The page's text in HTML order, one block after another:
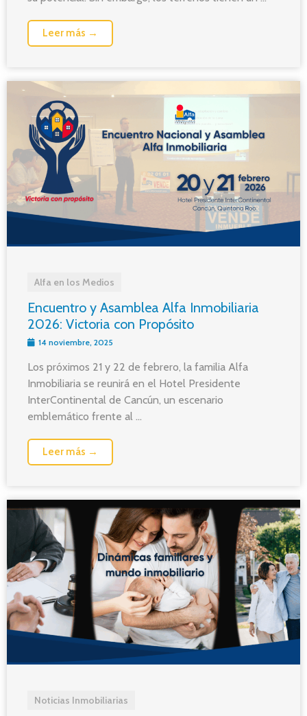
Leer más →
Alfa en los Medios
Encuentro y Asamblea Alfa Inmobiliaria
2026: Victoria con Propósito
14 noviembre, 2025
Los próximos 21 y 22 de febrero, la familia Alfa
Inmobiliaria se reunirá en el Hotel Presidente
InterContinental de Cancún, un escenario
emblemático frente al ...
Leer más →
Noticias Inmobiliarias